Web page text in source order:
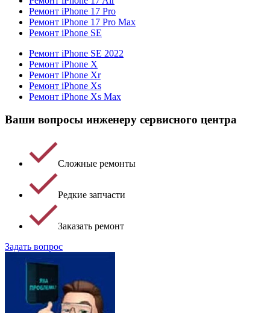
Ремонт iPhone 17 Pro
Ремонт iPhone 17 Pro Max
Ремонт iPhone SE
Ремонт iPhone SE 2022
Ремонт iPhone X
Ремонт iPhone Xr
Ремонт iPhone Xs
Ремонт iPhone Xs Max
Ваши вопросы инженеру сервисного центра
Сложные ремонты
Редкие запчасти
Заказать ремонт
Задать вопрос